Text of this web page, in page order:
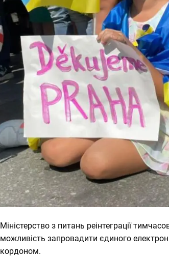
Міністерство з питань реінтеграції
можливість запровадити єдиного
кордоном.